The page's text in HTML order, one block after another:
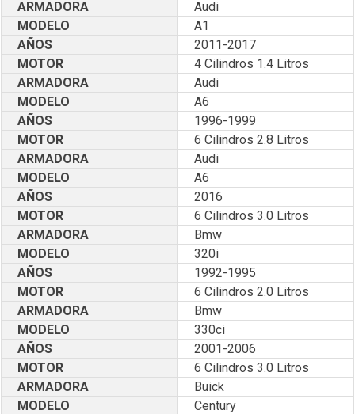
ARMADORA
Audi
MODELO
A1
AÑOS
2011-2017
MOTOR
4 Cilindros 1.4 Litros
ARMADORA
Audi
MODELO
A6
AÑOS
1996-1999
MOTOR
6 Cilindros 2.8 Litros
ARMADORA
Audi
MODELO
A6
AÑOS
2016
MOTOR
6 Cilindros 3.0 Litros
ARMADORA
Bmw
MODELO
320i
AÑOS
1992-1995
MOTOR
6 Cilindros 2.0 Litros
ARMADORA
Bmw
MODELO
330ci
AÑOS
2001-2006
MOTOR
6 Cilindros 3.0 Litros
ARMADORA
Buick
MODELO
Century